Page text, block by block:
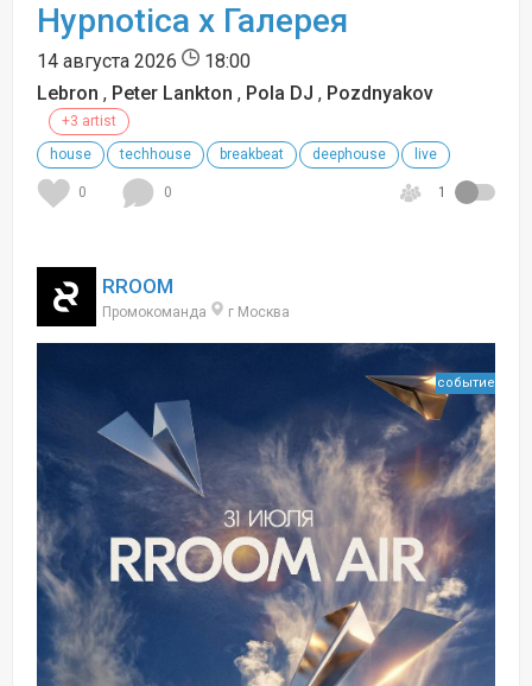
Hypnotica x Галерея
14 августа 2026
18:00
Lebron , Peter Lankton , Pola DJ , Pozdnyakov
+3 artist
house
techhouse breakbeat deephouse live
0 0 1
RROOM
Промокоманда г Москва
событие